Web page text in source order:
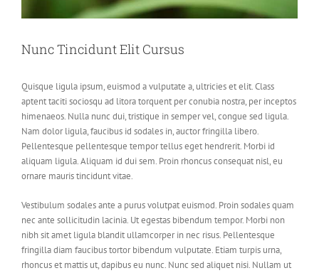
Nunc Tincidunt Elit Cursus
Quisque ligula ipsum, euismod a vulputate a, ultricies et elit. Class
aptent taciti sociosqu ad litora torquent per conubia nostra, per inceptos
himenaeos. Nulla nunc dui, tristique in semper vel, congue sed ligula.
Nam dolor ligula, faucibus id sodales in, auctor fringilla libero.
Pellentesque pellentesque tempor tellus eget hendrerit. Morbi id
aliquam ligula. Aliquam id dui sem. Proin rhoncus consequat nisl, eu
ornare mauris tincidunt vitae.
Vestibulum sodales ante a purus volutpat euismod. Proin sodales quam
nec ante sollicitudin lacinia. Ut egestas bibendum tempor. Morbi non
nibh sit amet ligula blandit ullamcorper in nec risus. Pellentesque
fringilla diam faucibus tortor bibendum vulputate. Etiam turpis urna,
rhoncus et mattis ut, dapibus eu nunc. Nunc sed aliquet nisi. Nullam ut